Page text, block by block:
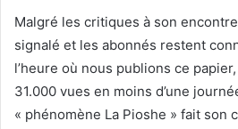
Malgré les critiques à son
signalé et les abonnés restent
l’heure où nous publions ce
31.000 vues en moins d’une
« phénomène La Pioshe » fait son